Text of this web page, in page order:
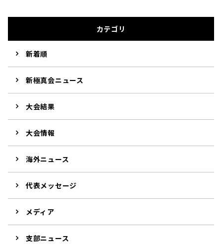
カテゴリ
新着順
新極真会ニュース
大会結果
大会情報
海外ニュース
代表メッセージ
メディア
支部ニュース